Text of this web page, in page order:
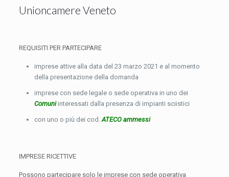
Unioncamere Veneto
REQUISITI PER PARTECIPARE
imprese attive alla data del 23 marzo 2021 e al momento
della presentazione della domanda
imprese con sede legale o sede operativa in uno dei
Comuniinteressati dalla presenza di impianti sciistici
con uno o più dei cod.ATECO ammessi
IMPRESE RICETTIVE
Possono partecipare solo le imprese con sede operativa